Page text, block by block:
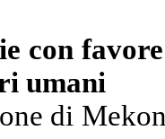
con
umani
di